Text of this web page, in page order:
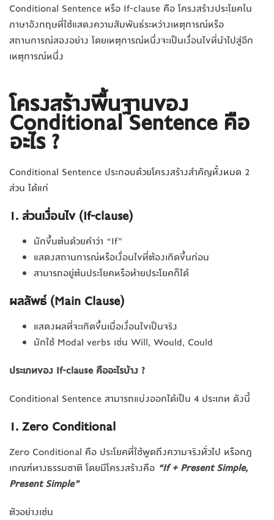
Conditional Sentence หรือ If-clause คือ โครงสร้างประโยคใน
ภาษาอังกฤษที่ใช้แสดงความสัมพันธ์ระหว่างเหตุการณ์หรือ
สถานการณ์สองอย่าง โดยเหตุการณ์หนึ่งจะเป็นเงื่อนไขที่นำไปสู่อีก
เหตุการณ์หนึ่ง
โครงสร้างพื้นฐานของ
Conditional Sentence คือ
อะไร ?
Conditional Sentence ประกอบด้วยโครงสร้างสำคัญทั้งหมด 2
ส่วน ได้แก่
1. ส่วนเงื่อนไข (If-clause)
มักขึ้นต้นด้วยคำว่า “If”
แสดงสถานการณ์หรือเงื่อนไขที่ต้องเกิดขึ้นก่อน
สามารถอยู่ต้นประโยคหรือท้ายประโยคก็ได้
ผลลัพธ์ (Main Clause)
แสดงผลที่จะเกิดขึ้นเมื่อเงื่อนไขเป็นจริง
มักใช้ Modal verbs เช่น Will, Would, Could
ประเภทของ If-clause คืออะไรบ้าง ?
Conditional Sentence สามารถแบ่งออกได้เป็น 4 ประเภท ดังนี้
1. Zero Conditional
Zero Conditional คือ ประโยคที่ใช้พูดถึงความจริงทั่วไป หรือกฎ
เกณฑ์ทางธรรมชาติ โดยมีโครงสร้างคือ “If + Present Simple,
Present Simple”
ตัวอย่างเช่น